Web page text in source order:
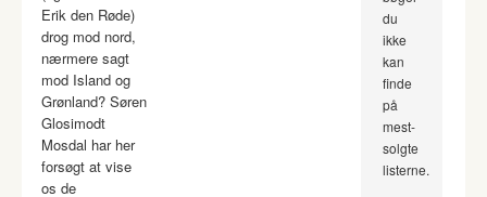
Erik den Røde)
drog mod nord,
nærmere sagt
mod Island og
Grønland? Søren
Glosimodt
Mosdal har her
forsøgt at vise
os de
du
ikke
kan
finde
på
mest-
solgte
listerne.